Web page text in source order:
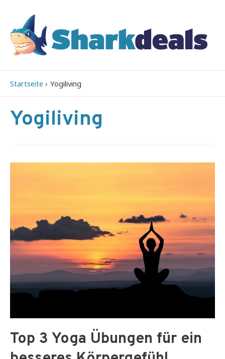
Startseite Yogiliving
Yogiliving
Top 3 Yoga Übungen für ein